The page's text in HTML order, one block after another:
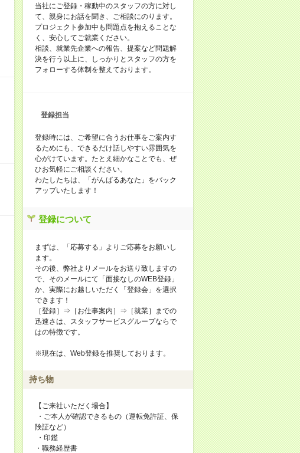
当社にご登録・稼動中のスタッフの方に対し
て、親身にお話を聞き、ご相談にのります。
プロジェクト参加中も問題点を抱えることな
く、安心してご就業ください。
相談、就業先企業への報告、提案など問題解
決を行う以上に、しっかりとスタッフの方を
フォローする体制を整えております。
登録担当
登録時には、ご希望に合うお仕事をご案内す
るためにも、できるだけ話しやすい雰囲気を
心がけています。たとえ細かなことでも、ぜ
ひお気軽にご相談ください。
わたしたちは、「がんばるあなた」をバック
アップいたします！
登録について
まずは、「応募する」よりご応募をお願いし
ます。
その後、弊社よりメールをお送り致しますの
で、そのメールにて「面接なしのWEB登録」
か、実際にお越しいただく「登録会」を選択
できます！
［登録］⇒［お仕事案内］⇒［就業］までの
迅速さは、スタッフサービスグループならで
はの特徴です。
※現在は、Web登録を推奨しております。
持ち物
【ご来社いただく場合】
・ご本人が確認できるもの（運転免許証、保
険証など）
・印鑑
・職務経歴書